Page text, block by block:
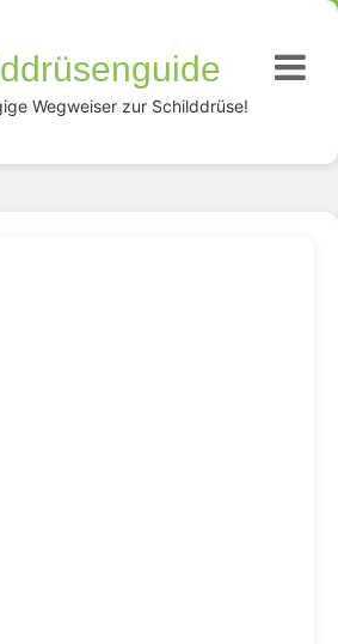
Wegweiser zur Schilddrüse!